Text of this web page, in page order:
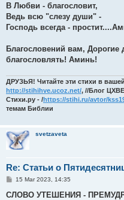
В Любви - благословит,
Ведь всю "слезу души" -
Господь всегда -
Благословений вам, Дорогие
благословлять! Аминь!
ДРУЗЬЯ! Читайте эти стихи в
http://stihihve.ucoz.net/, //Блог
Стихи.ру - /https://stihi.ru/avtor/
темам Библии
svetzaveta
Re: Статьи о
P
s
15 Mar 2023, 14:35
СЛОВО УТЕШЕНИЯ -